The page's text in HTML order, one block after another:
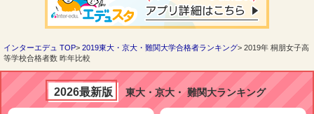
ド
ッ
ト
インターエデュ TOP 2019東大・京大・難関大学合格者ランキング
2019年 桐朋女子高
等学校合格者数 昨年比較
2026最新版 東大・京大・ 難関大ランキング